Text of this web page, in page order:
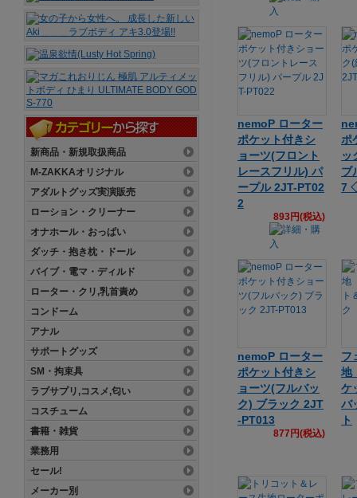
nemoP ローター
ポケット付きシ
ョーツ(フロント
レースフリル) パ
ープル 2JT-PT02
2
893円(税込)
ポ
ッ
ブ
7
nemoP ローター
ポケット付きシ
ョーツ(フルバッ
ク) ブラック 2JT
-PT013
877円(税込)
フ
地
ケ
バ
ト
新商品・新規取扱商品
M-ZAKKAオリジナル
アダルトグッズ実演販売
ローション・クリーナー
オナホール・おっぱい
ダッチ・抱き枕・ドール
バイブ・電マ・ディルド
ローター・クリ,乳首責め
コンドーム
アナル
サポートグッズ
SM・拘束具
ラブサプリ,コスメ,匂い
コスチューム
書籍・雑貨
業務用
セール!
メーカー別